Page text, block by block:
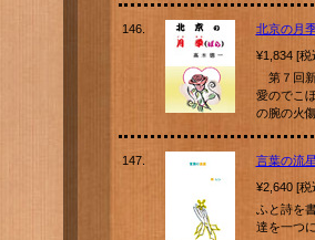
146.
北京の月
¥1,834 [
第７回新
愛のでこ
の腕の火
147.
言葉の流
¥2,640 [
ふと詩を
達を一つ